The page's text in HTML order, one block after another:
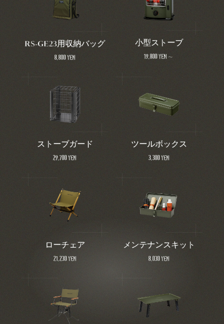
RS-GE23用収納バッグ
8,800 yen
小型ストーブ
19,800 yen～
ストーブガード
29,700 yen
ツールボックス
3,300 yen
ローチェア
21,230 yen
メンテナンスキット
8,030 yen